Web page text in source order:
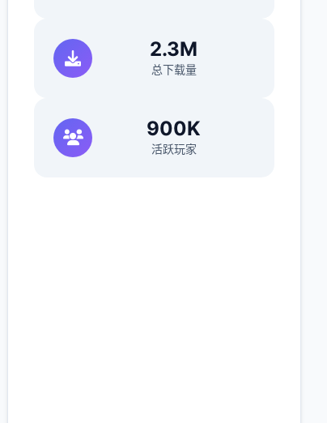
2.3M
总下载量
900K
活跃玩家